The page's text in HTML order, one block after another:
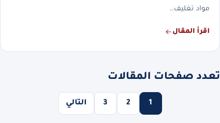
مواد تغليف…
اقرأ المقال
تعدد صفحات المقالات
1
2
3 التالي